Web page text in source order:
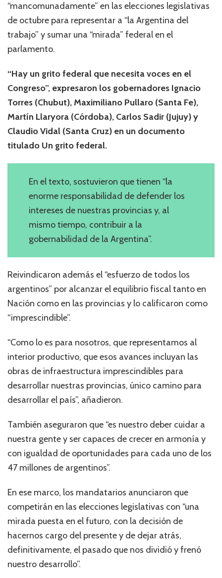
“mancomunadamente” en las elecciones legislativas
de octubre para representar a “la Argentina del
trabajo” y sumar una “mirada” federal en el
parlamento.
“Hay un grito federal que necesita voces en el
Congreso”, expresaron los gobernadores Ignacio
Torres (Chubut), Maximiliano Pullaro (Santa Fe),
Martín Llaryora (Córdoba), Carlos Sadir (Jujuy) y
Claudio Vidal (Santa Cruz) en un documento
titulado Un grito federal.
En el texto, sostuvieron que tienen “la
enorme responsabilidad de defender los
intereses de nuestras provincias y, al
mismo tiempo, contribuir a la
gobernabilidad de la Argentina”.
Reivindicaron además el “esfuerzo de todos los
argentinos” por alcanzar el equilibrio fiscal tanto en
Nación como en las provincias y lo calificaron como
“imprescindible”.
“Como lo es para nosotros, que representamos al
interior productivo, que esos avances incluyan las
obras de infraestructura imprescindibles para
desarrollar nuestras provincias, único camino para
desarrollar el país”, añadieron.
También aseguraron que “es nuestro deber cuidar a
nuestra gente y ser capaces de crecer en armonía y
con igualdad de oportunidades para cada uno de los
47 millones de argentinos”.
En ese marco, los mandatarios anunciaron que
competirán en las elecciones legislativas con “una
mirada puesta en el futuro, con la decisión de
hacernos cargo del presente y de dejar atrás,
definitivamente, el pasado que nos dividió y frenó
nuestro desarrollo”.